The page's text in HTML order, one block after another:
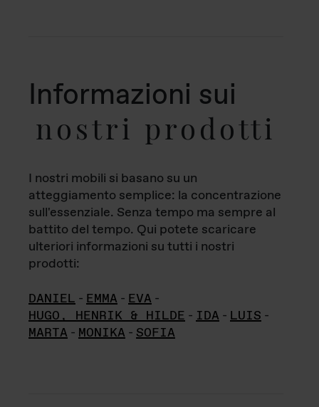
Informazioni sui
nostri prodotti
I nostri mobili si basano su un
atteggiamento semplice: la concentrazione
sull'essenziale. Senza tempo ma sempre al
battito del tempo. Qui potete scaricare
ulteriori informazioni su tutti i nostri
prodotti:
DANIEL - EMMA - EVA -
HUGO, HENRIK & HILDE - IDA - LUIS -
MARTA - MONIKA - SOFIA